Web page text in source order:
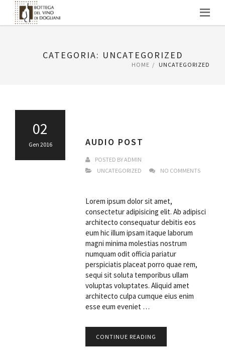
CATEGORIA: UNCATEGORIZED
HOME UNCATEGORIZED
02
Gen 2016 AUDIO POST
POSTED BYADMIN
UNCATEGORIZED
NO COMMENTS
Lorem ipsum dolor sit amet,
consectetur adipisicing elit. Ab adipisci
architecto consequatur debitis eos
eum hic illum ipsam itaque laborum
magni minima molestias nostrum
numquam odit officia pariatur
perspiciatis placeat porro quae rem,
sequi sit soluta temporibus ullam
voluptas voluptates. Aliquid amet
architecto culpa cumque eius enim
esse eum eveniet …
CONTINUE READING